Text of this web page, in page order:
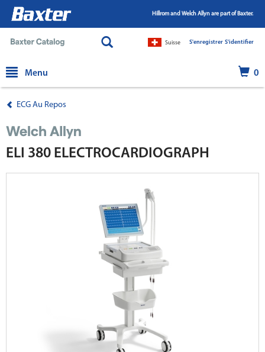
Hillrom and Welch Allyn are part of Baxter.
Suisse S'enregistrer| S'identifier
Menu 0
ECG Au Repos
ELI 380 ELECTROCARDIOGRAPH